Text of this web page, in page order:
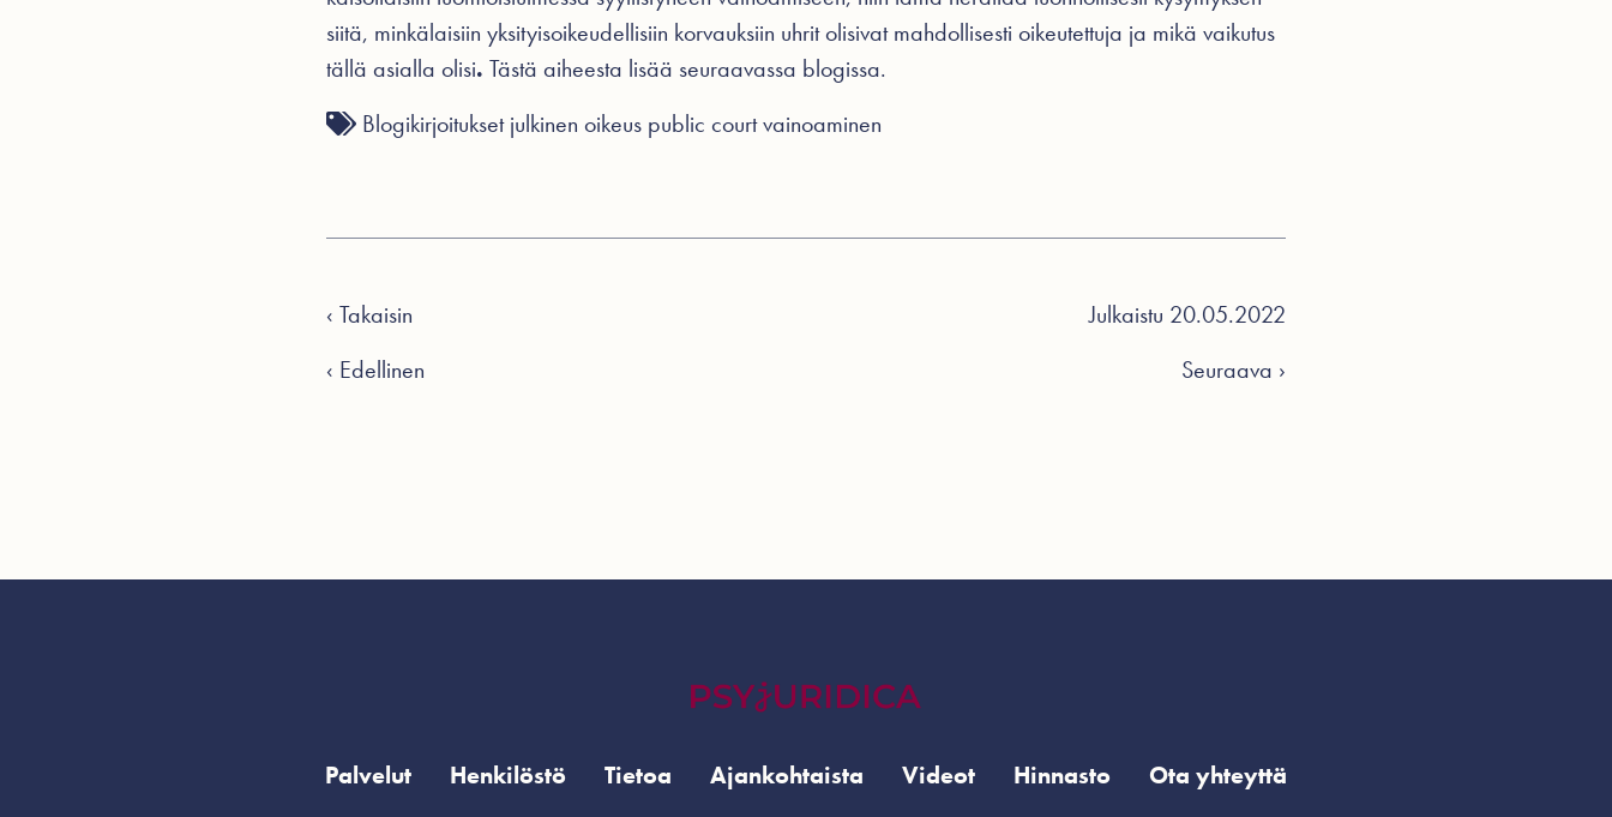
siitä, minkälaisiin yksityisoikeudellisiin korvauksiin uhrit olisivat mahdollisesti oikeutettuja ja mikä vaikutus
tällä asialla olisi. Tästä aiheesta lisää seuraavassa blogissa.
Blogikirjoitukset julkinen oikeus public courtvainoaminen
‹ Takaisin
Julkaistu 20.05.2022
‹ Edellinen
Seuraava ›
Palvelut Henkilöstö Tietoa Ajankohtaista Videot Hinnasto Ota yhteyttä